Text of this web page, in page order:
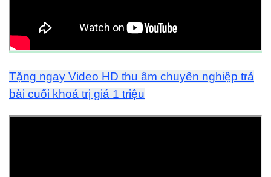
Tặng ngay Video HD thu âm chuyên nghiệp trả
bài cuối khoá trị giá 1 triệu